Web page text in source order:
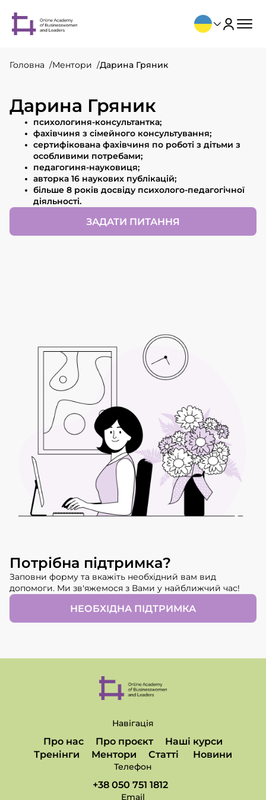
Головна Ментори Дарина Гряник
Дарина Гряник
психологиня-консультантка;
фахівчиня з сімейного консультування;
сертифікована фахівчиня по роботі з дітьми з
особливими потребами;
педагогиня-науковиця;
авторка 16 наукових публікацій;
більше 8 років досвіду психолого-педагогічної
діяльності.
ЗАДАТИ ПИТАННЯ
Потрібна підтримка?
Заповни форму та вкажіть необхідний вам вид
допомоги. Ми зв'яжемося з Вами у найближчий час!
НЕОБХІДНА ПІДТРИМКА
Навігація
Про нас Про проєкт
Наші курси
Тренінги
Ментори Статті Новини
Телефон
+38 050 751 1812
Email